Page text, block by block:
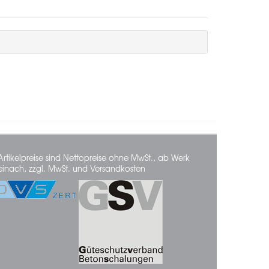
sind Nettopreise ohne MwSt., ab Werk
zzgl. MwSt. und Versandkosten